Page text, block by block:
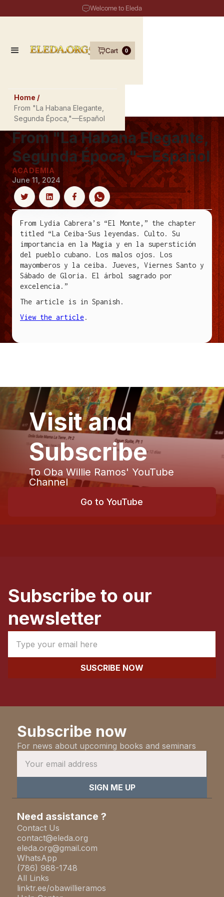
Welcome to Eleda
Cart 0
Home /
From "La Habana Elegante,
Segunda Época,"—Español
From "La Habana Elegante,
Segunda Época,"—Español
ACADEMIA
June 11, 2024
From Lydia Cabrera’s “El Monte,” the chapter
titled “La Ceiba-Sus leyendas. Culto. Su
importancia en la Magia y en la superstición
del pueblo cubano. Los malos ojos. Los
mayomberos y la ceiba. Jueves, Viernes Santo y
Sábado de Gloria. El árbol sagrado por
excelencia.”
The article is in Spanish.
View the article.
Visit and
Subscribe
To Oba Willie Ramos' YouTube
Channel
Go to YouTube
Subscribe to our
newsletter
Subscribe now
For news about upcoming books and seminars
Need assistance ?
Contact Us
contact@eleda.org
eleda.org@gmail.com
WhatsApp
(786) 988-1748
All Links
linktr.ee/obawillieramos